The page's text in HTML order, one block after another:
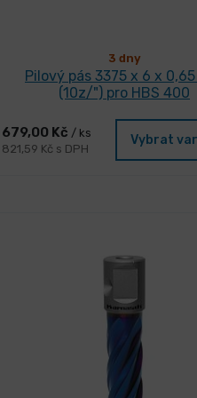
3 dny
Pilový pás 3375 x 6 x
(10z/") pro HBS 400
679,00 Kč / ks
821,59 Kč s DPH
Vybrat